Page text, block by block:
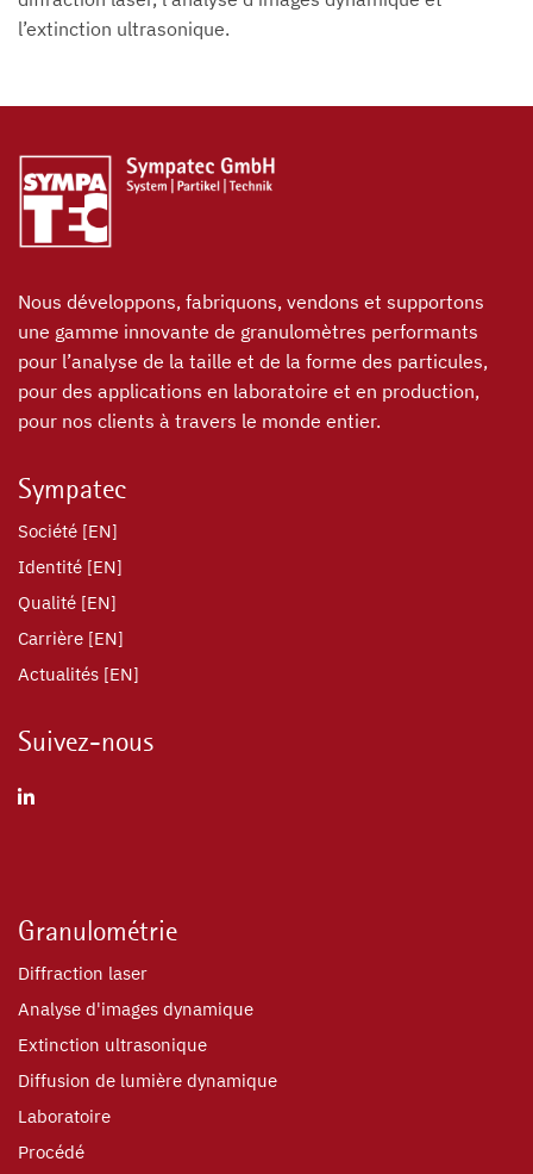
l’extinction ultrasonique.
Nous développons, fabriquons, vendons et supportons
une gamme innovante de granulomètres performants
pour l’analyse de la taille et de la forme des particules,
pour des applications en laboratoire et en production,
pour nos clients à travers le monde entier.
Sympatec
Société [EN]
Identité [EN]
Qualité [EN]
Carrière [EN]
Actualités [EN]
Suivez-nous
Granulométrie
Diffraction laser
Analyse d'images dynamique
Extinction ultrasonique
Diffusion de lumière dynamique
Laboratoire
Procédé